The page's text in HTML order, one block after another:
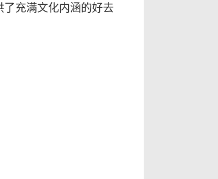
充满文化内涵的好去